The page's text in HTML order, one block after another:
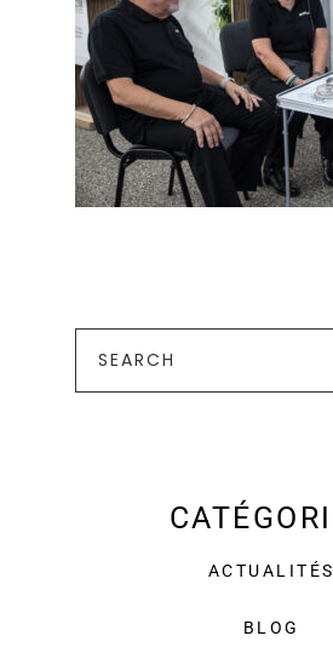
ACTUALITÉS
BLOG